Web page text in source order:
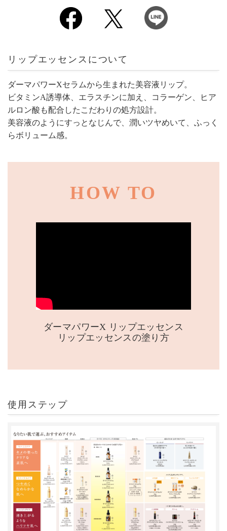
リップエッセンスについて
ダーマパワーXセラムから生まれた美容液リップ。
ビタミンA誘導体、エラスチンに加え、コラーゲン、ヒア
ルロン酸も配合したこだわりの処方設計。
美容液のようにすっとなじんで、潤いツヤめいて、ふっく
らボリューム感。
HOW TO
ダーマパワーX リップエッセンス
リップエッセンスの塗り方
使用ステップ